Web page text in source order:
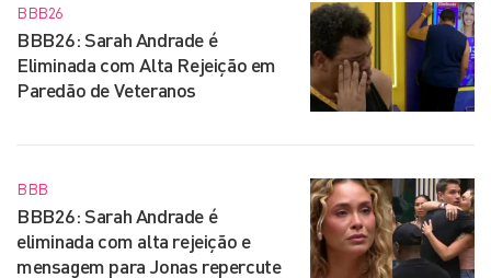
BBB26
BBB26: Sarah Andrade é
Eliminada com Alta Rejeição em
Paredão de Veteranos
BBB
BBB26: Sarah Andrade é
eliminada com alta rejeição e
mensagem para Jonas repercute